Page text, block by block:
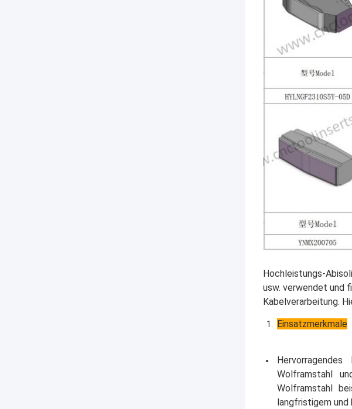
Hochleistungs-
usw. verwendet und
Kabelverarbeitung.
Einsatzmerkmale
Wolframstahl
Wolframstahl
langfristigem und